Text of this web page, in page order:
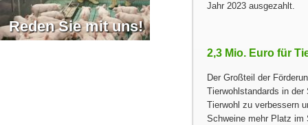
Reden Sie mit uns!
Jahr 2023 ausgezahlt.
2,3 Mio. Euro für
Der Großteil der
Tierwohlstandards in
Tierwohl zu verbessern
Schweine mehr Platz im